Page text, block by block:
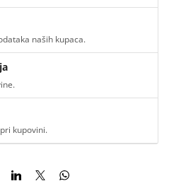
naših kupaca.
kupovini.